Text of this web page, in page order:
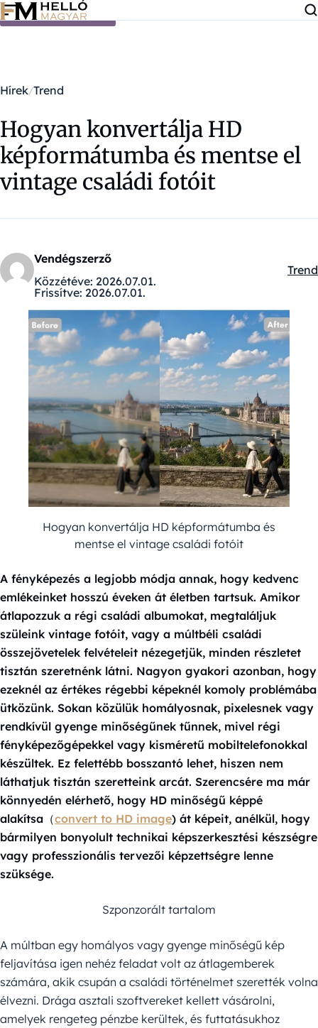
Ugrás a tartalomra
Hírek Trend
Hogyan konvertálja HD
képformátumba és mentse el
vintage családi fotóit
Vendégszerző
Közzétéve: 2026.07.01.
Frissítve: 2026.07.01.
Trend
Hogyan konvertálja HD képformátumba és
mentse el vintage családi fotóit
A fényképezés a legjobb módja annak, hogy kedvenc
emlékeinket hosszú éveken át életben tartsuk. Amikor
átlapozzuk a régi családi albumokat, megtaláljuk
szüleink vintage fotóit, vagy a múltbéli családi
összejövetelek felvételeit nézegetjük, minden részletet
tisztán szeretnénk látni. Nagyon gyakori azonban, hogy
ezeknél az értékes régebbi képeknél komoly problémába
ütközünk. Sokan közülük homályosnak, pixelesnek vagy
rendkívül gyenge minőségűnek tűnnek, mivel régi
fényképezőgépekkel vagy kisméretű mobiltelefonokkal
készültek. Ez felettébb bosszantó lehet, hiszen nem
láthatjuk tisztán szeretteink arcát. Szerencsére ma már
könnyedén elérhető, hogy HD minőségű képpé
alakítsa（convert to HD image) át képeit, anélkül, hogy
bármilyen bonyolult technikai képszerkesztési készségre
vagy professzionális tervezői képzettségre lenne
szüksége.
Szponzorált tartalom
A múltban egy homályos vagy gyenge minőségű kép
feljavítása igen nehéz feladat volt az átlagemberek
számára, akik csupán a családi történelmet szerették volna
élvezni. Drága asztali szoftvereket kellett vásárolni,
amelyek rengeteg pénzbe kerültek, és futtatásukhoz